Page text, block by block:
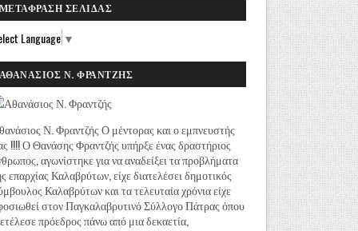
ΜΕΤΆΦΡΑΣΗ ΣΕΛΊΔΑΣ
Language ▼
ΑΘΑΝΆΣΙΟΣ Ν. ΦΡΑΝΤΖΉΣ
Ν. Φραντζής Ο μέντορας και ο εμπνευστής
!!!! Ο Θανάσης Φραντζής υπήρξε ένας δραστήριος
αγωνίστηκε για να αναδείξει τα προβλήματα
επαρχίας Καλαβρύτων, είχε διατελέσει δημοτικός
Καλαβρύτων και τα τελευταία χρόνια είχε
στον Παγκαλαβρυτινό Σύλλογο Πάτρας όπου
πρόεδρος πάνω από μια δεκαετία,